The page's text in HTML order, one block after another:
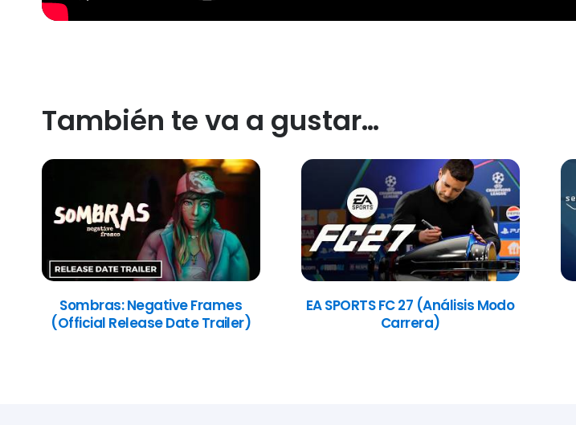
También te va a gustar…
Sombras: Negative Frames
(Official Release Date Trailer)
EA SPORTS FC 27 (Análisis Modo
Carrera)